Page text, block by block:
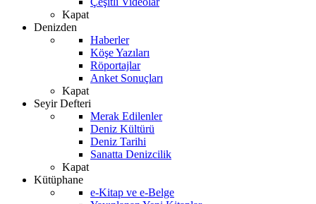
Kapat
Denizden
Haberler
Köşe Yazıları
Röportajlar
Anket Sonuçları
Kapat
Seyir Defteri
Merak Edilenler
Deniz Kültürü
Deniz Tarihi
Sanatta Denizcilik
Kapat
Kütüphane
e-Kitap ve e-Belge